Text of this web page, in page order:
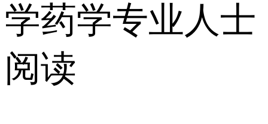
学药学专业人士
阅读